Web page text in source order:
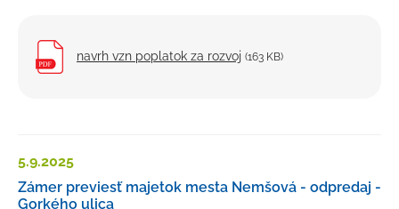
navrh vzn poplatok za rozvoj (163 KB)
5.9.2025
Zámer previesť majetok mesta Nemšová - odpredaj -
Gorkého ulica